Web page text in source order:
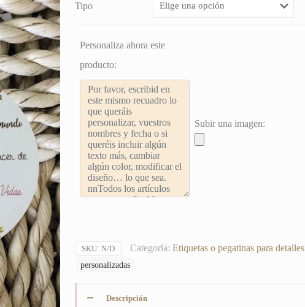
Tipo
Personaliza ahora este
producto:
Subir una imagen:
SKU: N/D Categoría: Etiquetas o pegatinas para detalles
personalizadas
Descripción